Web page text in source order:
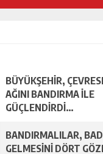
BÜYÜKŞEHİR,
AĞINI BANDIRMA İLE
GÜÇLENDİRDİ…
BANDIRMALILAR,
GELMESİNİ DÖRT